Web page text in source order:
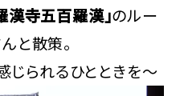
漢寺五百羅漢」のルー
と散策。
じられるひとときを～